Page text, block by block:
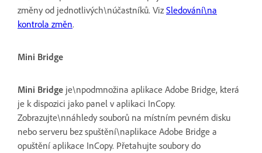
změny od jednotlivých\núčastníků. VizSledování\na
kontrola změn.
Mini Bridge
Mini Bridge je\npodmnožina aplikace Adobe Bridge, která
je k dispozici jako panel v aplikaci InCopy.
Zobrazujte\nnáhledy souborů na místním pevném disku
nebo serveru bez spuštění\naplikace Adobe Bridge a
opuštění aplikace InCopy. Přetahujte soubory do